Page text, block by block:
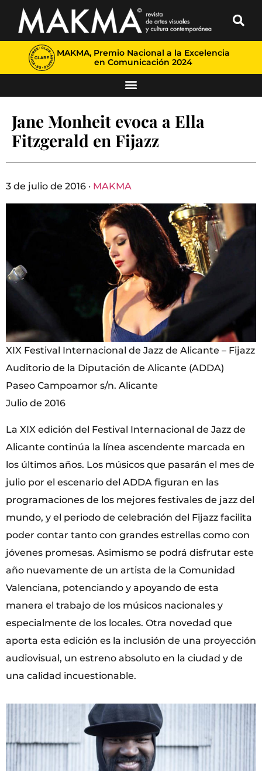
MAKMA, Premio Nacional a la Excelencia
en Comunicación 2024
Jane Monheit evoca a Ella
Fitzgerald en Fijazz
3 de julio de 2016 · MAKMA
XIX Festival Internacional de Jazz de Alicante – Fijazz
Auditorio de la Diputación de Alicante (ADDA)
Paseo Campoamor s/n. Alicante
Julio de 2016
La XIX edición del Festival Internacional de Jazz de
Alicante continúa la línea ascendente marcada en
los últimos años. Los músicos que pasarán el mes de
julio por el escenario del ADDA figuran en las
programaciones de los mejores festivales de jazz del
mundo, y el periodo de celebración del Fijazz facilita
poder contar tanto con grandes estrellas como con
jóvenes promesas. Asimismo se podrá disfrutar este
año nuevamente de un artista de la Comunidad
Valenciana, potenciando y apoyando de esta
manera el trabajo de los músicos nacionales y
especialmente de los locales. Otra novedad que
aporta esta edición es la inclusión de una proyección
audiovisual, un estreno absoluto en la ciudad y de
una calidad incuestionable.